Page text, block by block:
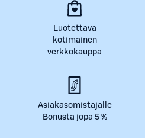
Luotettava
kotimainen
verkkokauppa
Asiakasomistajalle
Bonusta jopa 5 %